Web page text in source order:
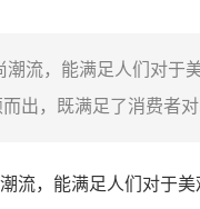
流，能满足人们对于
出，既满足了消费者
，能满足人们对于美